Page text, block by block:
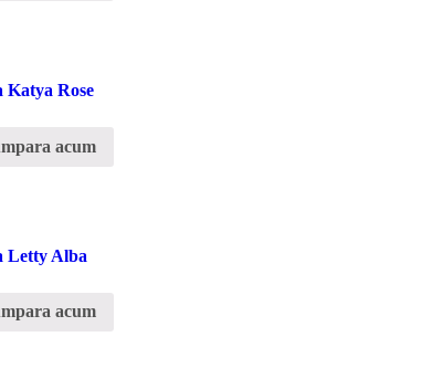
Katya Rose
acum
Letty Alba
acum